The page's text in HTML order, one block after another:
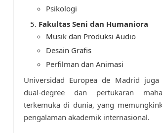
Psikologi
Fakultas Seni dan Humaniora
Musik dan Produksi Audio
Desain Grafis
Perfilman dan Animasi
Universidad Europea de Madrid
dual-degree dan pertukaran
terkemuka di dunia, yang
pengalaman akademik internasional.